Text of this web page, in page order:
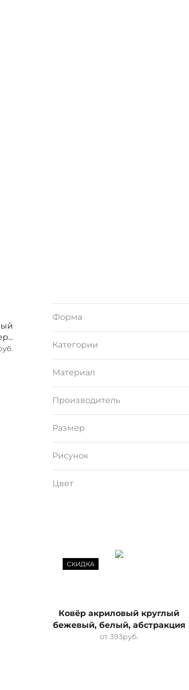
Форма
Категории
Материал
Производитель
Размер
Рисунок
Цвет
СКИДКА
Ковёр акриловый круглый
бежевый, белый, абстракция
от393руб.